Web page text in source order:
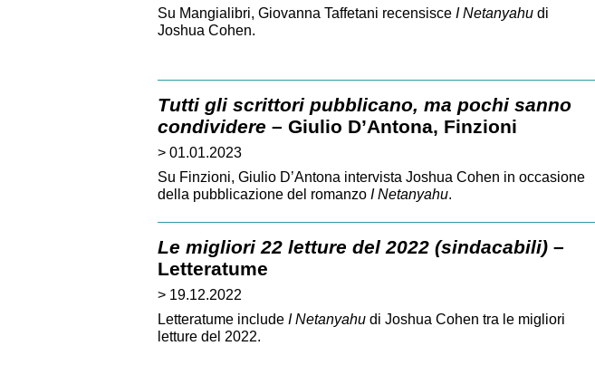
Su Mangialibri, Giovanna Taffetani recensisce I Netanyahudi
Joshua Cohen.
Tutti gli scrittori pubblicano, ma pochi sanno
condividere – Giulio D’Antona, Finzioni
> 01.01.2023
Su Finzioni, Giulio D’Antona intervista Joshua Cohen in occasione
della pubblicazione del romanzo I Netanyahu.
Le migliori 22 letture del 2022 (sindacabili)–
Letteratume
> 19.12.2022
Letteratume include I Netanyahudi Joshua Cohen tra le migliori
letture del 2022.